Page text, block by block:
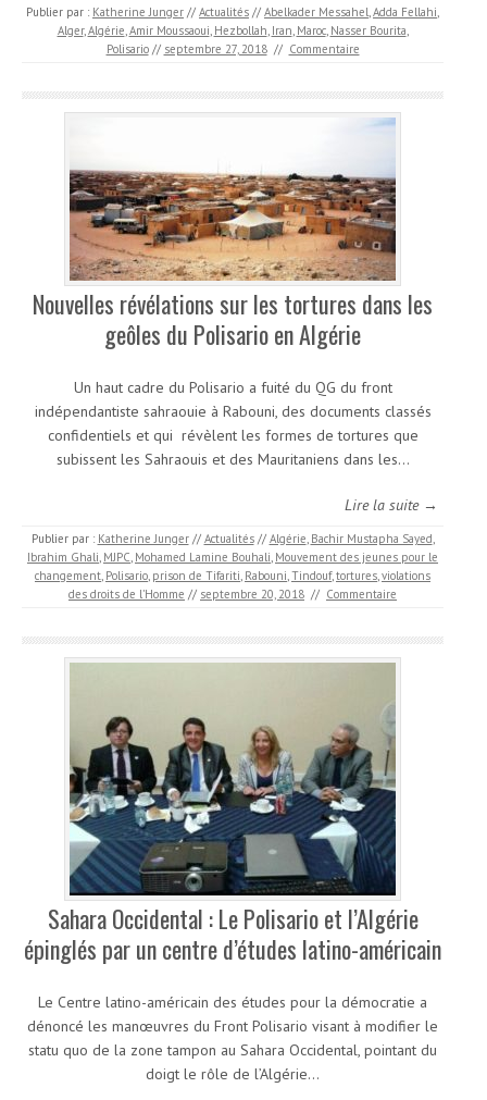
Publier par : Katherine Junger // Actualités // Abelkader Messahel,Adda Fellahi,
Alger,Algérie,Amir Moussaoui, Hezbollah, Iran, Maroc, Nasser Bourita,
Polisario // septembre 27, 2018 // Commentaire
Nouvelles révélations sur les tortures dans les
geôles du Polisario en Algérie
Un haut cadre du Polisario a fuité du QG du front
indépendantiste sahraouie à Rabouni, des documents classés
confidentiels et qui révèlent les formes de tortures que
subissent les Sahraouis et des Mauritaniens dans les…
Lire la suite →
Publier par : Katherine Junger // Actualités // Algérie, Bachir Mustapha Sayed,
Ibrahim Ghali, MJPC, Mohamed Lamine Bouhali, Mouvement des jeunes pour le
changement, Polisario, prison de Tifariti, Rabouni,Tindouf,tortures,violations
des droits de l’Homme // septembre 20, 2018 // Commentaire
Sahara Occidental : Le Polisario et l’Algérie
épinglés par un centre d’études latino-américain
Le Centre latino-américain des études pour la démocratie a
dénoncé les manœuvres du Front Polisario visant à modifier le
statu quo de la zone tampon au Sahara Occidental, pointant du
doigt le rôle de l’Algérie…